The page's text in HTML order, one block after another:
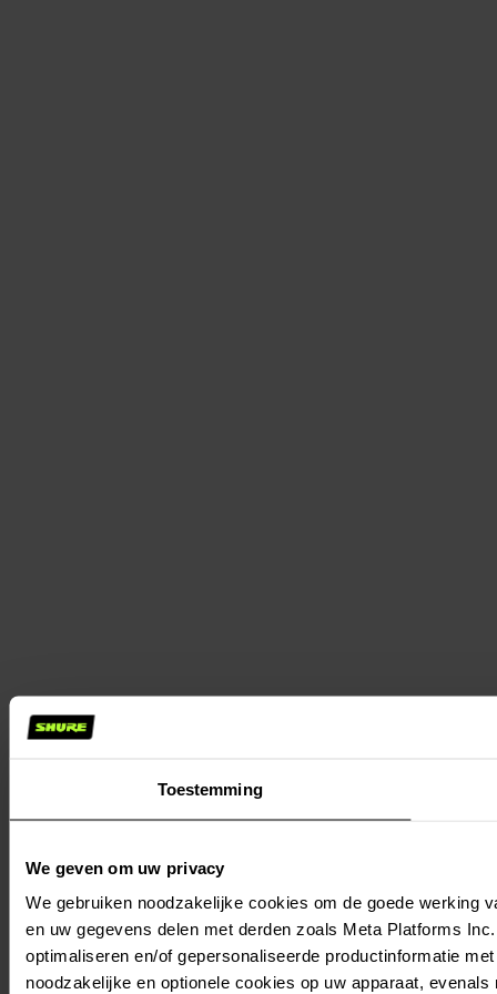
Toestemming
We geven om uw privacy
We gebruiken noodzakelijke cookies om de goede werking
en uw gegevens delen met derden zoals Meta Platforms
optimaliseren en/of gepersonaliseerde productinformatie
noodzakelijke en optionele cookies op uw apparaat,